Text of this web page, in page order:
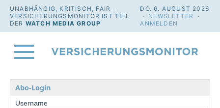
UNABHÄNGIG, KRITISCH, FAIR -
VERSICHERUNGSMONITOR IST TEIL
DER WATCH MEDIA GROUP
DO. 6. AUGUST 2026
· NEWSLETTER
·
ANMELDEN
Abo-Login
Username